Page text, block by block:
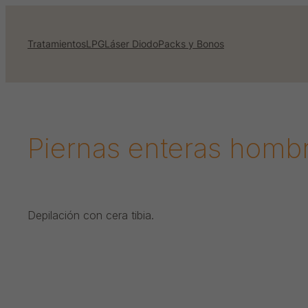
contenido
TratamientosLPGLáser DiodoPacks y Bonos
Piernas enteras
Depilación con cera tibia.